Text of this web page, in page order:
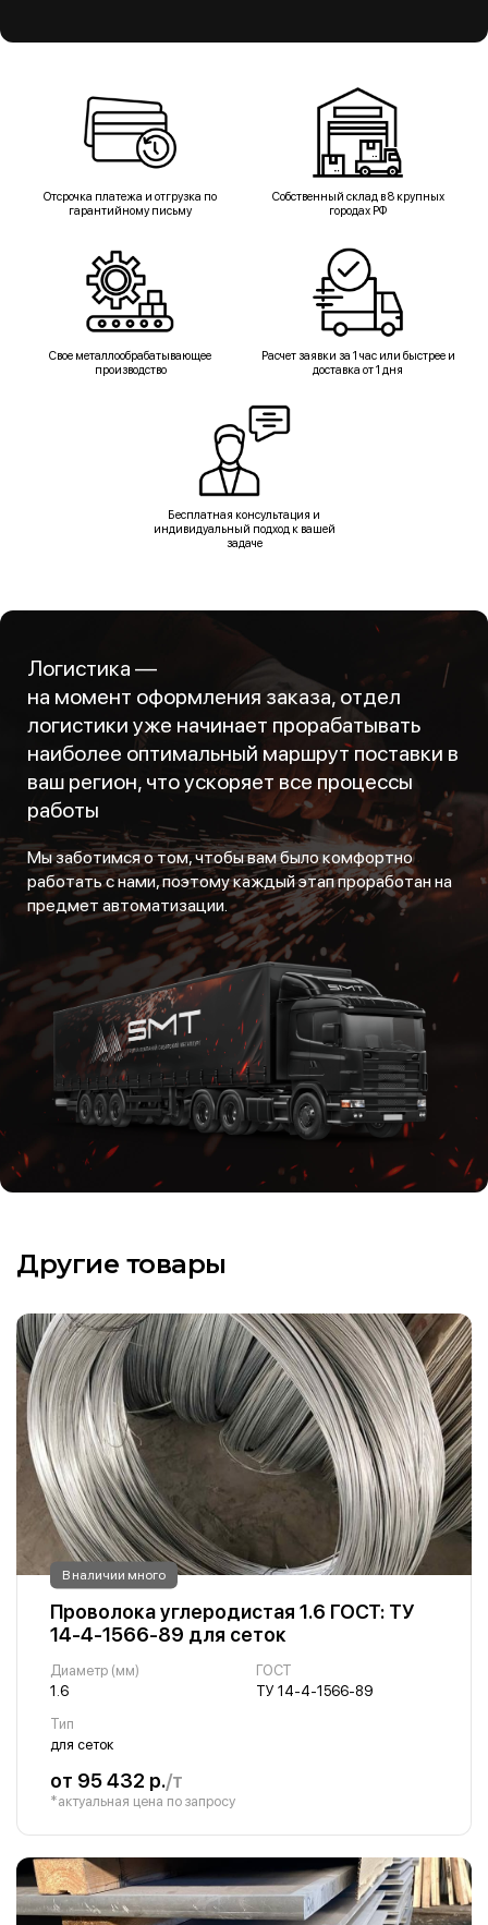
Отсрочка платежа и отгрузка по
гарантийному письму
Собственный склад в 8 крупных
городах РФ
Свое металлообрабатывающее
производство
Расчет заявки за 1 час или быстрее и
доставка от 1 дня
Бесплатная консультация и
индивидуальный подход к вашей
задаче
Логистика —
на момент оформления заказа, отдел
логистики уже начинает прорабатывать
наиболее оптимальный маршрут поставки в
ваш регион, что ускоряет все процессы
работы
Мы заботимся о том, чтобы вам было комфортно
работать с нами, поэтому каждый этап проработан на
предмет автоматизации.
Другие товары
В наличии много
Проволока углеродистая 1.6 ГОСТ: ТУ
14-4-1566-89 для сеток
Диаметр (мм)
1.6
ГОСТ
ТУ 14-4-1566-89
Тип
для сеток
от 95 432 р./т
*актуальная цена по запросу